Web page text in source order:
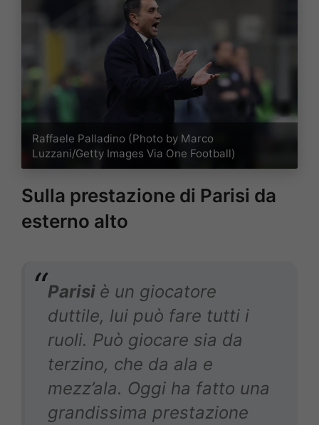
Raffaele Palladino (Photo by Marco
Luzzani/Getty Images Via One Football)
Sulla prestazione di Parisi da
esterno alto
Parisi è un giocatore
duttile, lui può fare tutti i
ruoli. Può giocare sia da
terzino, che da ala e
mezz’ala. Oggi ha fatto una
grandissima prestazione